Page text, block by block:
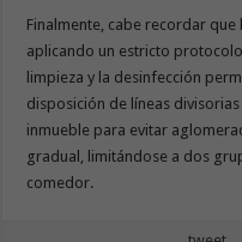
Finalmente, cabe recordar
aplicando un estricto
limpieza y la desinfección
disposición de líneas
inmueble para evitar
gradual, limitándose a dos
comedor.